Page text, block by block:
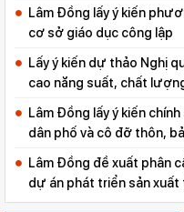
Lâm Đồng lấy ý kiến
cơ sở giáo dục công lập
Lấy ý kiến dự thảo Nghị
cao năng suất, chất
Lâm Đồng lấy ý kiến
dân phố và cô đỡ thôn,
Lâm Đồng đề xuất phân
dự án phát triển sản
quốc gia